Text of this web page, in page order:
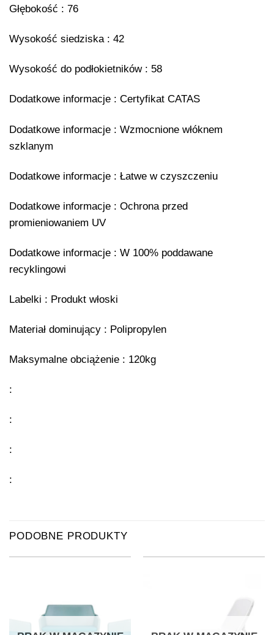
Głębokość : 76
Wysokość siedziska : 42
Wysokość do podłokietników : 58
Dodatkowe informacje : Certyfikat CATAS
Dodatkowe informacje : Wzmocnione włóknem
szklanym
Dodatkowe informacje : Łatwe w czyszczeniu
Dodatkowe informacje : Ochrona przed
promieniowaniem UV
Dodatkowe informacje : W 100% poddawane
recyklingowi
Labelki : Produkt włoski
Materiał dominujący : Polipropylen
Maksymalne obciążenie : 120kg
:
:
:
:
PODOBNE PRODUKTY